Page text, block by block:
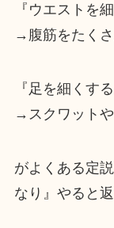
『ウエストを
→腹筋をたくさ
『足を細くする
→スクワット
がよくある定
なり』やると